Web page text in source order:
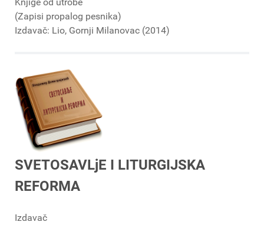
Knjige od utrobe
(Zapisi propalog pesnika)
Izdavač: Lio, Gornji Milanovac (2014)
SVETOSAVLjE I LITURGIJSKA
REFORMA
Izdavač